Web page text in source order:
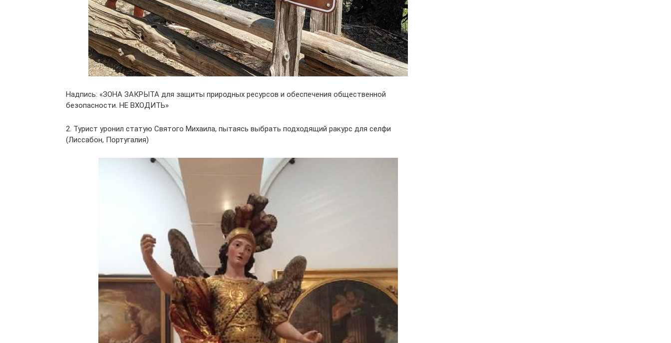
Надпись: «ЗОНА ЗАКРЫТА для защиты природных ресурсов и обеспечения общественной
безопасности. НЕ ВХОДИТЬ»
2. Турист уронил статую Святого Михаила, пытаясь выбрать подходящий ракурс для селфи
(Лиссабон, Португалия)